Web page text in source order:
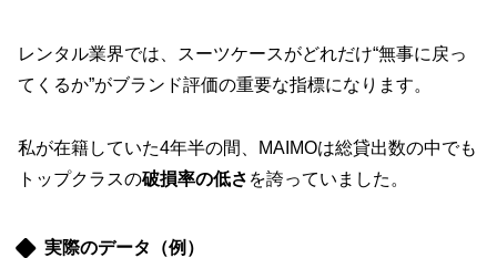
レンタル業界では、スーツケースがどれだけ“無事に戻っ
てくるか”がブランド評価の重要な指標になります。
私が在籍していた4年半の間、MAIMOは総貸出数の中でも
トップクラスの破損率の低さ を誇っていました。
実際のデータ（例）